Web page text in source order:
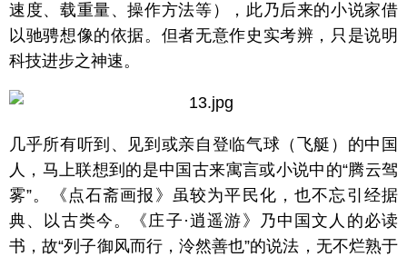
速度、载重量、操作方法等），此乃后来的小说家借
以驰骋想像的依据。但者无意作史实考辨，只是说明
科技进步之神速。
几乎所有听到、见到或亲自登临气球（飞艇）的中国
人，马上联想到的是中国古来寓言或小说中的“腾云驾
雾”。《点石斋画报》虽较为平民化，也不忘引经据
典、以古类今。《庄子·逍遥游》乃中国文人的必读
书，故“列子御风而行，泠然善也”的说法，无不烂熟于